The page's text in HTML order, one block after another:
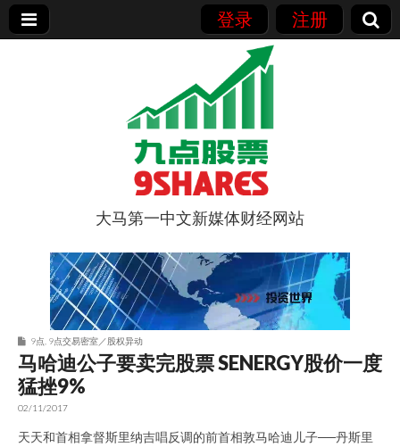
登录 注册
9点股票
大马第一中文新媒体财经网站
9点 9点交易密室／股权异动
马哈迪公子要卖完股票 SENERGY股价一度
猛挫9%
02/11/2017
天天和首相拿督斯里纳吉唱反调的前首相敦马哈迪儿子──丹斯里